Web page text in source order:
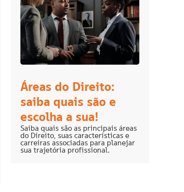
Áreas do Direito:
saiba quais são e
escolha a sua!
Saiba quais são as principais áreas
do Direito, suas características e
carreiras associadas para planejar
sua trajetória profissional.